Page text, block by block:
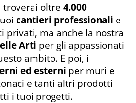
troverai oltre 4.000
cantieri professionali e
privati, ma anche la nostra
Arti per gli appassionati
ambito. E poi, i
ed esterni per muri e
e tanti altri prodotti
i tuoi progetti.